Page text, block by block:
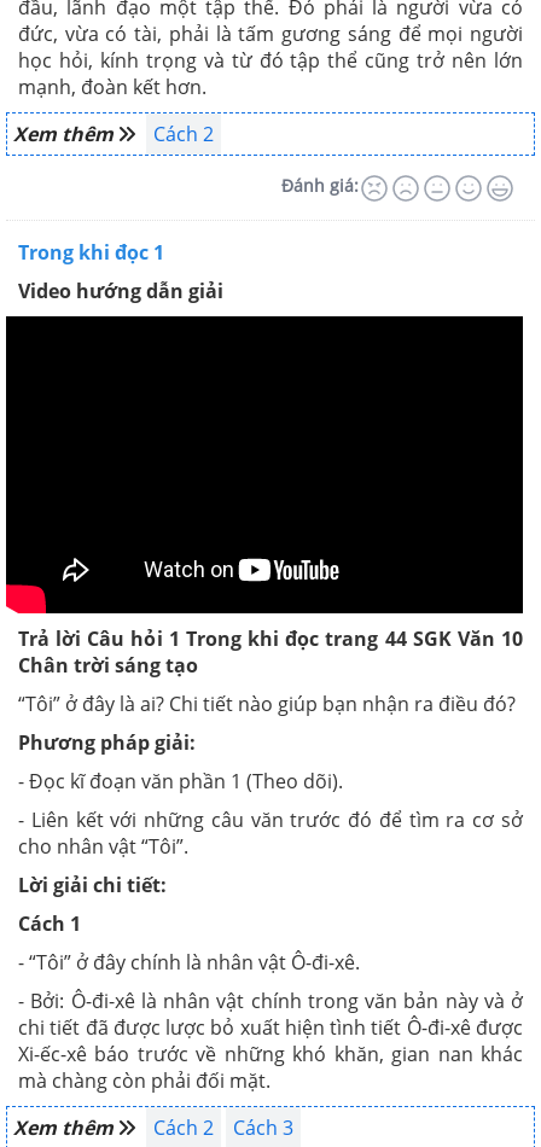
đầu, lãnh đạo một tập thể. Đó phải là người vừa có
đức, vừa có tài, phải là tấm gương sáng để mọi người
học hỏi, kính trọng và từ đó tập thể cũng trở nên lớn
mạnh, đoàn kết hơn.
Xem thêm
Cách 2
Đánh giá:
Trong khi đọc 1
Video hướng dẫn giải
Trả lời Câu hỏi 1 Trong khi đọc trang 44 SGK Văn 10
Chân trời sáng tạo
“Tôi” ở đây là ai? Chi tiết nào giúp bạn nhận ra điều đó?
Phương pháp giải:
- Đọc kĩ đoạn văn phần 1 (Theo dõi).
- Liên kết với những câu văn trước đó để tìm ra cơ sở
cho nhân vật “Tôi”.
Lời giải chi tiết:
Cách 1
- “Tôi” ở đây chính là nhân vật Ô-đi-xê.
- Bởi: Ô-đi-xê là nhân vật chính trong văn bản này và ở
chi tiết đã được lược bỏ xuất hiện tình tiết Ô-đi-xê được
Xi-ếc-xê báo trước về những khó khăn, gian nan khác
mà chàng còn phải đối mặt.
Xem thêm
Cách 2 Cách 3